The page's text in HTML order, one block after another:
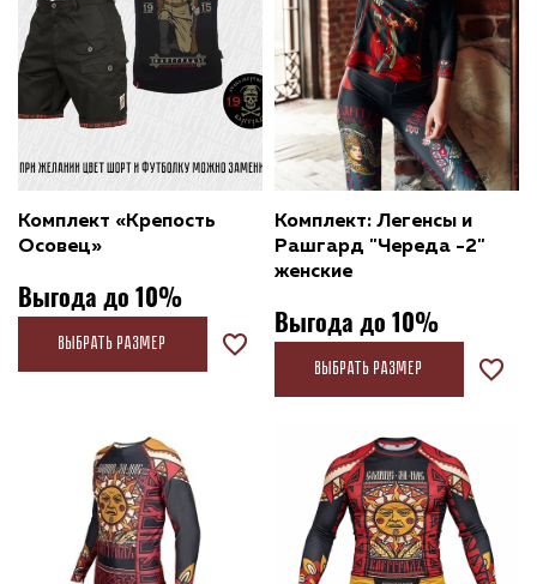
Комплект «Крепость
Осовец»
Выгода до 10%
Выбрать размер
Комплект: Легенсы и
Рашгард "Череда -2"
женские
Выгода до 10%
Выбрать размер